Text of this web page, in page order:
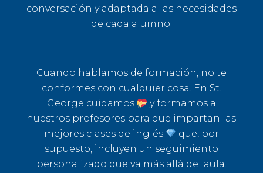
conversación y adaptada a las necesidades
de cada alumno.
Cuando hablamos de formación, no te
conformes con cualquier cosa. En St.
George cuidamos
y formamos a
nuestros profesores para que impartan las
mejores clases de inglés
que, por
supuesto, incluyen un seguimiento
personalizado que va más allá del aula.